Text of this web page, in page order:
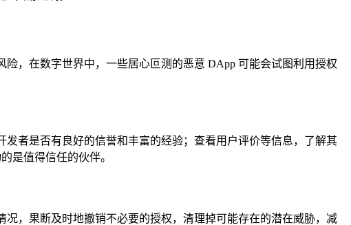
，在数字世界中，一些居心叵测的恶意 DApp 可能会试图利用授权
者是否有良好的信誉和丰富的经验；查看用户评价等信息，了解其
是值得信任的伙伴。
况，果断及时地撤销不必要的授权，清理掉可能存在的潜在威胁，减